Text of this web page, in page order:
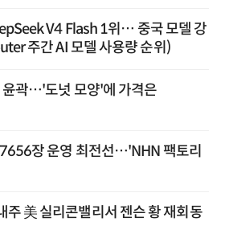
V4 Flash 1위… 중국 모델 강
주간 AI 모델 사용량 순위)
윤곽…'도넛 모양'에 가격은
7656장 운영 최전선…'NHN 팩토리
주 美 실리콘밸리서 젠슨 황 재회동